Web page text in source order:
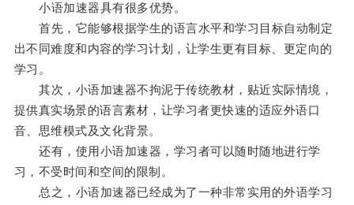
小语加速器具有很多优势。
首先，它能够根据学生的语言水平和学习目标自动制定
出不同难度和内容的学习计划，让学生更有目标、更定向的
学习。
其次，小语加速器不拘泥于传统教材，贴近实际情境，
提供真实场景的语言素材，让学习者更快速的适应外语口
音、思维模式及文化背景。
还有，使用小语加速器，学习者可以随时随地进行学
习，不受时间和空间的限制。
总之，小语加速器已经成为了一种非常实用的外语学习